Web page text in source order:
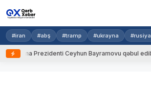
#iran #abş #tramp #ukrayna #rusiya
Prezidenti Ceyhun Bayramovu qəbul edib